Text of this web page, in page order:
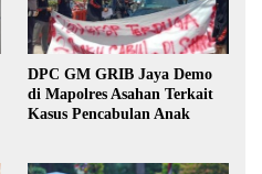
DPC GM GRIB Jaya Demo
di Mapolres Asahan Terkait
Kasus Pencabulan Anak